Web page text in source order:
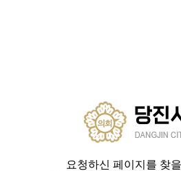
요청하신 페이지를 찾